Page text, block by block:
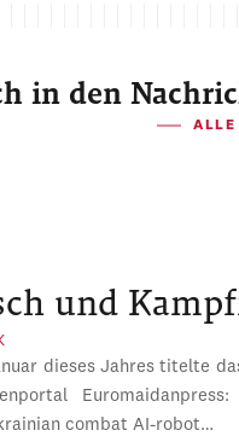
in den
ALLE
und
dieses Jahres titelte
combat AI-robot…